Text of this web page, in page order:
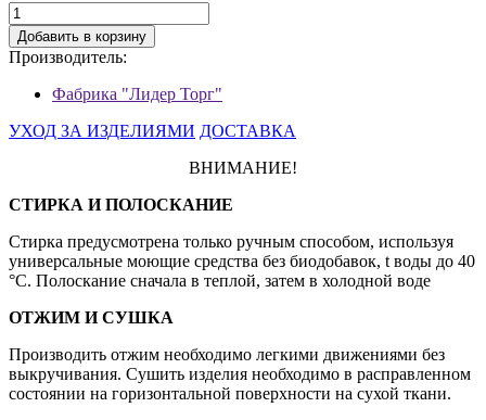
Добавить в корзину
Производитель:
Фабрика "Лидер Торг"
УХОД ЗА ИЗДЕЛИЯМИ ДОСТАВКА
ВНИМАНИЕ!
СТИРКА И ПОЛОСКАНИЕ
Стирка предусмотрена только ручным способом, используя
универсальные моющие средства без биодобавок, t воды до 40
°С. Полоскание сначала в теплой, затем в холодной воде
ОТЖИМ И СУШКА
Производить отжим необходимо легкими движениями без
выкручивания. Сушить изделия необходимо в расправленном
состоянии на горизонтальной поверхности на сухой ткани.